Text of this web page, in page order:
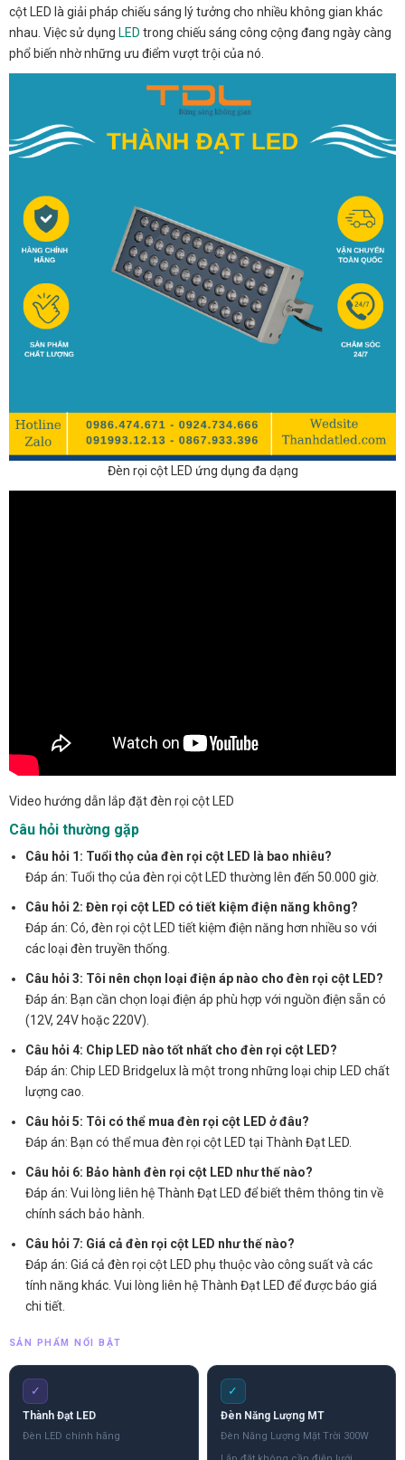
cột LED là giải pháp chiếu sáng lý tưởng cho nhiều không gian khác
nhau. Việc sử dụng LED trong chiếu sáng công cộng đang ngày càng
phổ biến nhờ những ưu điểm vượt trội của nó.
Đèn rọi cột LED ứng dụng đa dạng
Video hướng dẫn lắp đặt đèn rọi cột LED
Câu hỏi thường gặp
Câu hỏi 1: Tuổi thọ của đèn rọi cột LED là bao nhiêu?
Đáp án: Tuổi thọ của đèn rọi cột LED thường lên đến 50.000 giờ.
Câu hỏi 2: Đèn rọi cột LED có tiết kiệm điện năng không?
Đáp án: Có, đèn rọi cột LED tiết kiệm điện năng hơn nhiều so với
các loại đèn truyền thống.
Câu hỏi 3: Tôi nên chọn loại điện áp nào cho đèn rọi cột LED?
Đáp án: Bạn cần chọn loại điện áp phù hợp với nguồn điện sẵn có
(12V, 24V hoặc 220V).
Câu hỏi 4: Chip LED nào tốt nhất cho đèn rọi cột LED?
Đáp án: Chip LED Bridgelux là một trong những loại chip LED chất
lượng cao.
Câu hỏi 5: Tôi có thể mua đèn rọi cột LED ở đâu?
Đáp án: Bạn có thể mua đèn rọi cột LED tại Thành Đạt LED.
Câu hỏi 6: Bảo hành đèn rọi cột LED như thế nào?
Đáp án: Vui lòng liên hệ Thành Đạt LED để biết thêm thông tin về
chính sách bảo hành.
Câu hỏi 7: Giá cả đèn rọi cột LED như thế nào?
Đáp án: Giá cả đèn rọi cột LED phụ thuộc vào công suất và các
tính năng khác. Vui lòng liên hệ Thành Đạt LED để được báo giá
chi tiết.
SẢN PHẨM NỔI BẬT
✓
Thành Đạt LED
Đèn LED chính hãng
✓
Đèn Năng Lượng MT
Đèn Năng Lượng Mặt Trời 300W